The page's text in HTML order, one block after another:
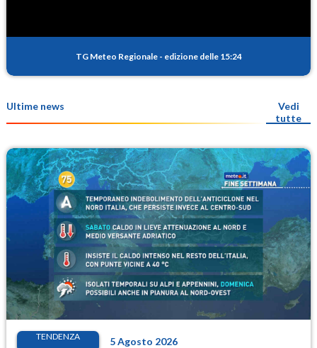
TG Meteo Regionale - edizione delle 15:24
Ultime news
Vedi
tutte
TENDENZA 5 Agosto 2026